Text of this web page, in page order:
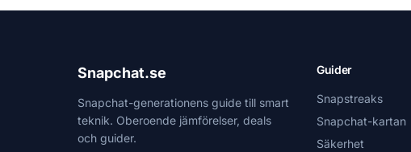
Snapchat.se
Snapchat-generationens guide till smart
teknik. Oberoende jämförelser, deals
och guider.
Guider
Snapstreaks
Snapchat-kartan
Säkerhet